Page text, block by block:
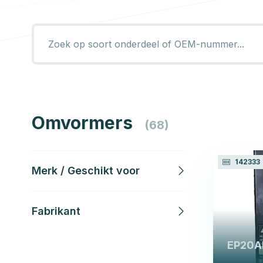
Omvormers (68)
Merk / Geschikt voor
Fabrikant
142333